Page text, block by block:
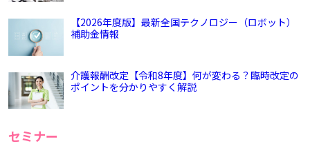
【2026年度版】最新全国テクノロジー（ロボット）
補助金情報
介護報酬改定【令和8年度】何が変わる？臨時改定の
ポイントを分かりやすく解説
セミナー